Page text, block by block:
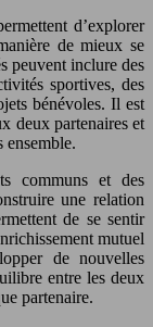
d’explorer
de mieux se
peuvent inclure des
sportives, des
bénévoles. Il est
deux partenaires et
ensemble.
communs et des
une relation
de se sentir
mutuel
de nouvelles
entre les deux
partenaire.